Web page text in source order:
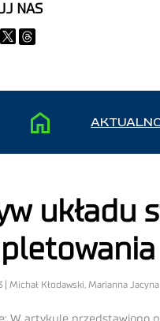
NAS
układu
| Michał Kłodawski, Marianna Jacyna